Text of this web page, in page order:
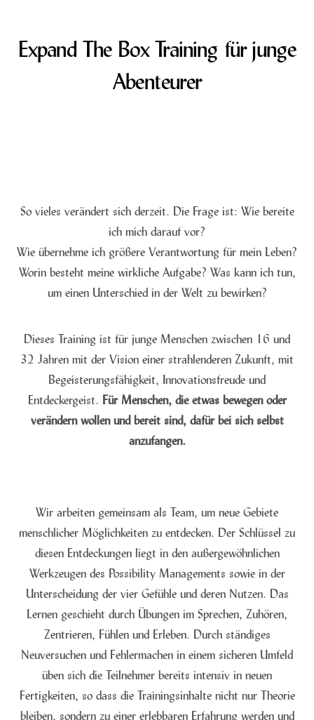
Expand The Box Training für junge
Abenteurer
So vieles verändert sich derzeit. Die Frage ist: Wie bereite
ich mich darauf vor?
Wie übernehme ich größere Verantwortung für mein Leben?
Worin besteht meine wirkliche Aufgabe? Was kann ich tun,
um einen Unterschied in der Welt zu bewirken?
Dieses Training ist für junge Menschen zwischen 16 und
32 Jahren mit der Vision einer strahlenderen Zukunft, mit
Begeisterungsfähigkeit, Innovationsfreude und
Entdeckergeist. Für Menschen, die etwas bewegen oder
verändern wollen und bereit sind, dafür bei sich selbst
anzufangen.
Wir arbeiten gemeinsam als Team, um neue Gebiete
menschlicher Möglichkeiten zu entdecken. Der Schlüssel zu
diesen Entdeckungen liegt in den außergewöhnlichen
Werkzeugen des Possibility Managements sowie in der
Unterscheidung der vier Gefühle und deren Nutzen. Das
Lernen geschieht durch Übungen im Sprechen, Zuhören,
Zentrieren, Fühlen und Erleben. Durch ständiges
Neuversuchen und Fehlermachen in einem sicheren Umfeld
üben sich die Teilnehmer bereits intensiv in neuen
Fertigkeiten, so dass die Trainingsinhalte nicht nur Theorie
bleiben, sondern zu einer erlebbaren Erfahrung werden und